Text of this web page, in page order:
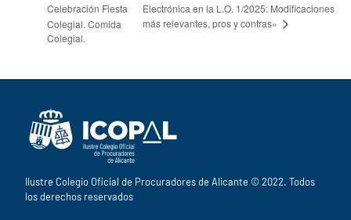
Celebración Fiesta
Colegial. Comida
Colegial.
Electrónica en la L.O. 1/2025: Modificaciones
más relevantes, pros y contras»
Ilustre Colegio Oficial de Procuradores de Alicante © 2022. Todos
los derechos reservados